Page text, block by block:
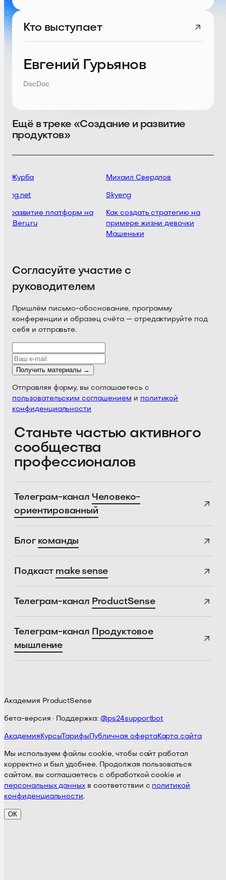
Кто выступает
Евгений Гурьянов
DocDoc
Ещё в треке «Создание и развитие
продуктов»
Журба
развитие платформ на
Beru.ru
Михаил Свердлов
Skyeng
Как создать стратегию на
примере жизни девочки
Машеньки
Согласуйте участие с
руководителем
Пришлём письмо-обоснование, программу
конференции и образец счёта — отредактируйте под
себя и отправьте.
Получить материалы →
Отправляя форму, вы соглашаетесь с
пользовательским соглашением и политикой
конфиденциальности
Станьте частью активного
сообщества
профессионалов
Телеграм-канал Человеко-
ориентированный
Блог команды
Подкаст make sense
Телеграм-канал ProductSense
Телеграм-канал Продуктовое
мышление
Академия ProductSense
бета-версия · Поддержка: @ps24supportbot
Академия КурсыТарифы Публичная офертаКарта сайта
Мы используем файлы cookie, чтобы сайт работал
корректно и был удобнее. Продолжая пользоваться
сайтом, вы соглашаетесь с обработкой cookie и
персональных данных в соответствии с политикой
конфиденциальности.
ОК